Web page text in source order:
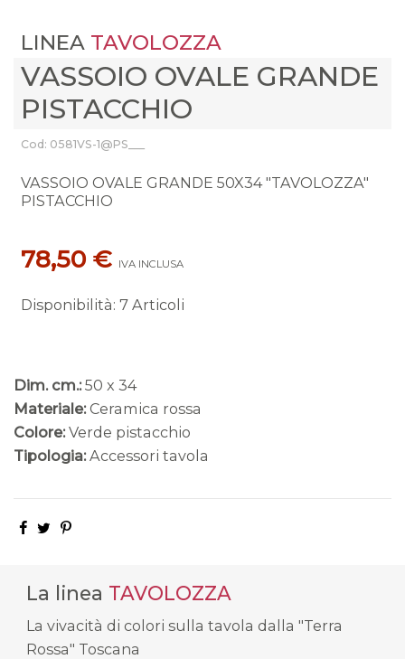
LINEA TAVOLOZZA
VASSOIO OVALE GRANDE
PISTACCHIO
Cod: 0581VS-1@PS___
VASSOIO OVALE GRANDE 50X34 "TAVOLOZZA"
PISTACCHIO
78,50 € IVA INCLUSA
Disponibilità: 7 Articoli
Dim. cm.: 50 x 34
Materiale: Ceramica rossa
Colore: Verde pistacchio
Tipologia: Accessori tavola
La linea TAVOLOZZA
La vivacità di colori sulla tavola dalla "Terra
Rossa" Toscana